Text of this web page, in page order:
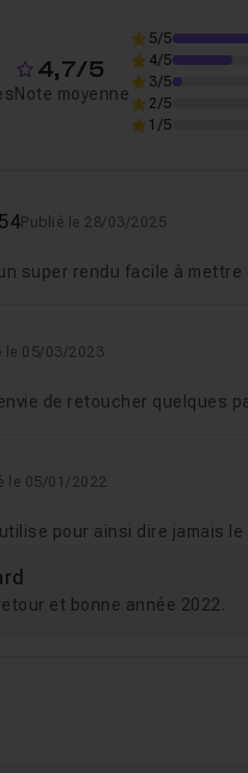
4,7/5
Note moyenne
5/5
4/5
3/5
2/5
1/5
Publié le 28/03/2025
super rendu facile à mettre
le 05/03/2023
de retoucher quelques
le 05/01/2022
pour ainsi dire jamais
et bonne année 2022.